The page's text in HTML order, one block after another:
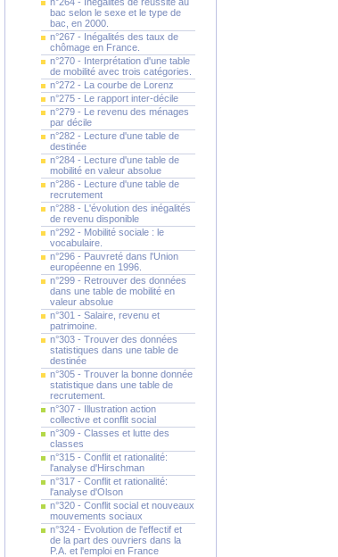
bac selon le sexe et le type de
bac, en 2000.
n°267 - Inégalités des taux de
chômage en France.
n°270 - Interprétation d'une table
de mobilité avec trois catégories.
n°272 - La courbe de Lorenz
n°275 - Le rapport inter-décile
n°279 - Le revenu des ménages
par décile
n°282 - Lecture d'une table de
destinée
n°284 - Lecture d'une table de
mobilité en valeur absolue
n°286 - Lecture d'une table de
recrutement
n°288 - L'évolution des inégalités
de revenu disponible
n°292 - Mobilité sociale : le
vocabulaire.
n°296 - Pauvreté dans l'Union
européenne en 1996.
n°299 - Retrouver des données
dans une table de mobilité en
valeur absolue
n°301 - Salaire, revenu et
patrimoine.
n°303 - Trouver des données
statistiques dans une table de
destinée
n°305 - Trouver la bonne donnée
statistique dans une table de
recrutement.
n°307 - Illustration action
collective et conflit social
n°309 - Classes et lutte des
classes
n°315 - Conflit et rationalité:
l'analyse d'Hirschman
n°317 - Conflit et rationalité:
l'analyse d'Olson
n°320 - Conflit social et nouveaux
mouvements sociaux
n°324 - Evolution de l'effectif et
de la part des ouvriers dans la
P.A. et l'emploi en France